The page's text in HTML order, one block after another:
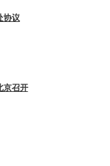
协议
京召开